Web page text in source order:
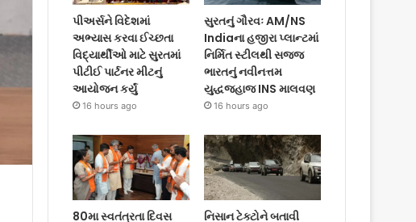
પીઅર્સને વિદેશમાં
અભ્યાસ કરવા ઈચ્છતા
વિદ્યાર્થીઓ માટે સુરતમાં
પીટીઈ પાર્ટનર મીટનું
આયોજન કર્યું
16 hours ago
સુરતનું ગૌરવઃ AM/NS
Indiaના હજીરા પ્લાન્ટમાં
નિર્મિત સ્ટીલથી સજ્જ
ભારતનું નવીનત્તમ
યુદ્ધજહાજ INS માલવણ
16 hours ago
80મા સ્વતંત્રતા દિવસ
નિસાન ટેક્ટોને બતાવી